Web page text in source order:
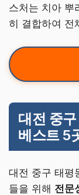
스처는 치아 뿌
히 결합하여 전
대전 중
베스트 5
대전 중구 태평
들을 위해 전문